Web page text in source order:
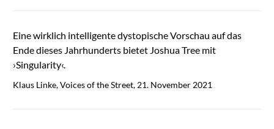
Eine wirklich intelligente dystopische Vorschau auf das
Ende dieses Jahrhunderts bietet Joshua Tree mit
›Singularity‹.
Klaus Linke, Voices of the Street, 21. November 2021